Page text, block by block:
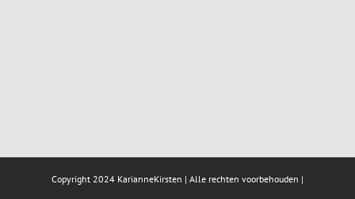
Copyright 2024 KarianneKirsten | Alle rechten voorbehouden |